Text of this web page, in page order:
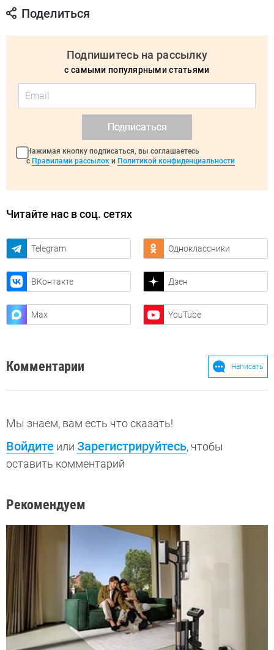
Поделиться
Подпишитесь на рассылку
с самыми популярными статьями
Подписаться
Нажимая кнопку подписаться, вы соглашаетесь
с Правилами рассылок и Политикой конфиденциальности
Читайте нас в соц. сетях
Telegram Одноклассники
ВКонтакте Дзен
Max YouTube
Комментарии Написать
Мы знаем, вам есть что сказать!
Войдите или Зарегистрируйтесь, чтобы
оставить комментарий
Рекомендуем